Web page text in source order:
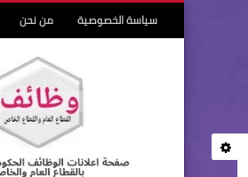
سياسة الخصوصية من نحن